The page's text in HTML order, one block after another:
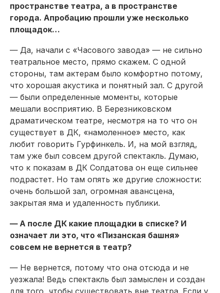
пространстве театра, а в пространстве
города. Апробацию прошли уже несколько
площадок…
— Да, начали с «Часового завода» — не сильно
театральное место, прямо скажем. С одной
стороны, там актерам было комфортно потому,
что хорошая акустика и понятный зал. С другой
— были определенные моменты, которые
мешали восприятию. В Березниковском
драматическом театре, несмотря на то что он
существует в ДК, «намоленное» место, как
любит говорить Гурфинкель. И, на мой взгляд,
там уже был совсем другой спектакль. Думаю,
что к показам в ДК Солдатова он еще сильнее
подрастет. Но там опять же другие сложности:
очень большой зал, огромная авансцена,
закрытая яма и удаленность публики.
— А после ДК какие площадки в списке? И
означает ли это, что «Пизанская башня»
совсем не вернется в театр?
— Не вернется, потому что она отсюда и не
уезжала! Ведь спектакль был замыслен и создан
для того, чтобы существовать вне театра. Если у